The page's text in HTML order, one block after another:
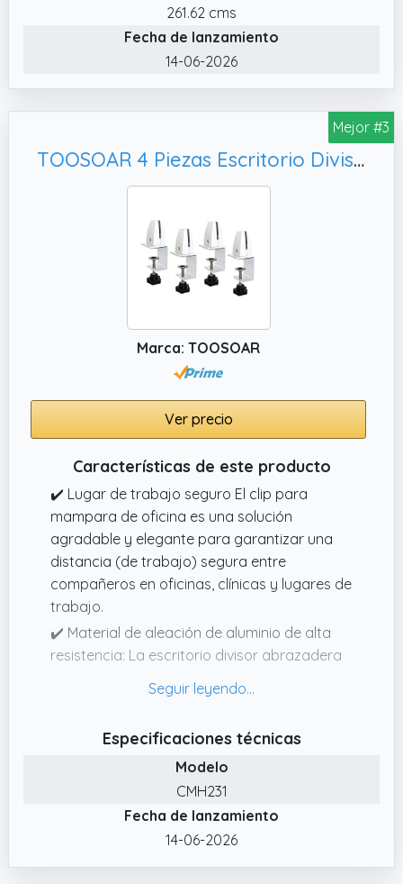
es la solución ideal para crear espacios
privados en salas de estar u oficinas. Elija
entre variantes de una y cinco piezas para
un diseño minimalista y contemporáneo en
color gris oscuro y blanco crema, el
separador de habitaciones combina
Perfecto para entornos empresariales y
✔️ Ahorrador de espacio y flexible: gracias al
diseño plegable de 360 grados, el biombo se
no se use, se puede guardar de forma
compacta sin ocupar espacio adicional, una
solución ideal para habitaciones pequeñas.
261.62 cms
Fecha de lanzamiento
14-06-2026
Mejor #3
TOOSOAR 4 Piezas Escritorio Divisor Abrazadera, Pantalla Abrazadera Oficina Escritorio para Centros De Llamadas De Estudiantes Oficinas(Blanco)
Marca: TOOSOAR
Ver precio
Características de este producto
✔️ Lugar de trabajo seguro El clip para
mampara de oficina es una solución
agradable y elegante para garantizar una
distancia (de trabajo) segura entre
compañeros en oficinas, clínicas y lugares de
trabajo.
✔️ Material de aleación de aluminio de alta
resistencia: La escritorio divisor abrazadera
aleación de aluminio de alta calidad, que
resistencia al calor, resistencia a la presión,
resistencia a la corrosión y alta resistencia.
Esto hace que sea muy duradera y tenga
una larga vida útil.
✔️ Fácil instalación Alinee los orificios de los
Especificaciones técnicas
Modelo
CMH231
Fecha de lanzamiento
14-06-2026